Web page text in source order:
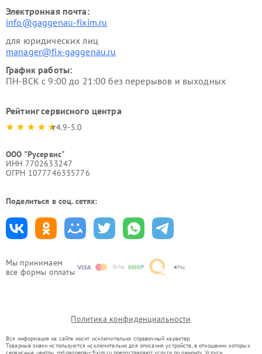
Мы принимаем
все формы оплаты
Электронная почта:
info@gaggenau-fixim.ru
для юридических лиц
manager@fix-gaggenau.ru
График работы:
ПН-ВСК с 9:00 до 21:00 без перерывов и выходных
Рейтинг сервисного центра
4.9-5.0
ООО "Русервис"
ИНН 7702633247
ОГРН 1077746335776
Поделиться в соц. сетях:
Политика конфиденциальности
Вся информация на сайте носит исключительно справочный характер.
Товарные знаки используются исключительно для описания устройств, в отношении которых